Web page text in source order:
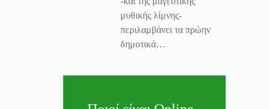
μυθικής λίμνης-
περιλαμβάνει τα πρώην
δημοτικά…